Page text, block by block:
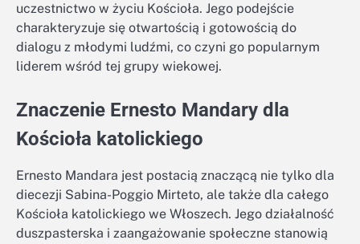
uczestnictwo w życiu Kościoła. Jego podejście
charakteryzuje się otwartością i gotowością do
dialogu z młodymi ludźmi, co czyni go popularnym
liderem wśród tej grupy wiekowej.
Znaczenie Ernesto Mandary dla
Kościoła katolickiego
Ernesto Mandara jest postacią znaczącą nie tylko dla
diecezji Sabina-Poggio Mirteto, ale także dla całego
Kościoła katolickiego we Włoszech. Jego działalność
duszpasterska i zaangażowanie społeczne stanowią